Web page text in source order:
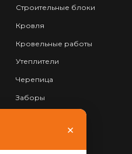
Строительные блоки
Кровля
Кровельные работы
Утеплители
Черепица
Заборы
×